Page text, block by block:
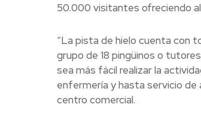
50.000 visitantes ofreciendo
“La pista de hielo cuenta con
grupo de 18 pingüinos o
sea más fácil realizar la
enfermería y hasta servicio de
centro comercial.